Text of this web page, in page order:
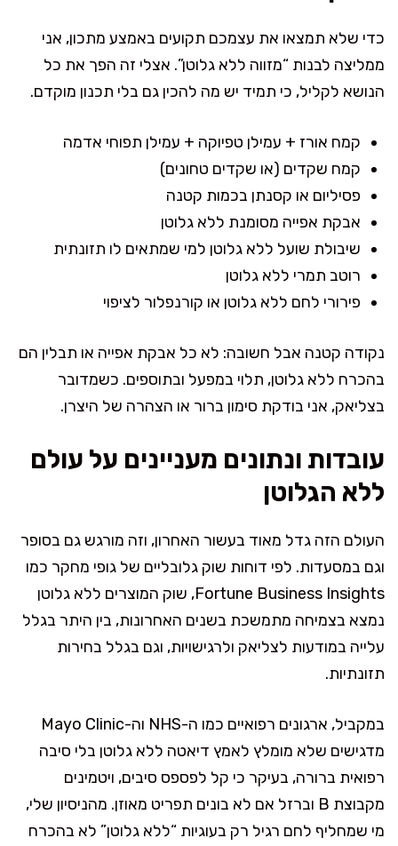
כדי שלא תמצאו את עצמכם תקועים באמצע מתכון, אני
ממליצה לבנות “מזווה ללא גלוטן”. אצלי זה הפך את כל
הנושא לקליל, כי תמיד יש מה להכין גם בלי תכנון מוקדם.
קמח אורז + עמילן טפיוקה + עמילן תפוחי אדמה
קמח שקדים (או שקדים טחונים)
פסיליום או קסנתן בכמות קטנה
אבקת אפייה מסומנת ללא גלוטן
שיבולת שועל ללא גלוטן למי שמתאים לו תזונתית
רוטב תמרי ללא גלוטן
פירורי לחם ללא גלוטן או קורנפלור לציפוי
נקודה קטנה אבל חשובה: לא כל אבקת אפייה או תבלין הם
בהכרח ללא גלוטן, תלוי במפעל ובתוספים. כשמדובר
בצליאק, אני בודקת סימון ברור או הצהרה של היצרן.
עובדות ונתונים מעניינים על עולם
ללא הגלוטן
העולם הזה גדל מאוד בעשור האחרון, וזה מורגש גם בסופר
וגם במסעדות. לפי דוחות שוק גלובליים של גופי מחקר כמו
Fortune Business Insights, שוק המוצרים ללא גלוטן
נמצא בצמיחה מתמשכת בשנים האחרונות, בין היתר בגלל
עלייה במודעות לצליאק ולרגישויות, וגם בגלל בחירות
תזונתיות.
במקביל, ארגונים רפואיים כמו ה-NHS וה-Mayo Clinic
מדגישים שלא מומלץ לאמץ דיאטה ללא גלוטן בלי סיבה
רפואית ברורה, בעיקר כי קל לפספס סיבים, ויטמינים
מקבוצת B וברזל אם לא בונים תפריט מאוזן. מהניסיון שלי,
מי שמחליף לחם רגיל רק בעוגיות “ללא גלוטן” לא בהכרח